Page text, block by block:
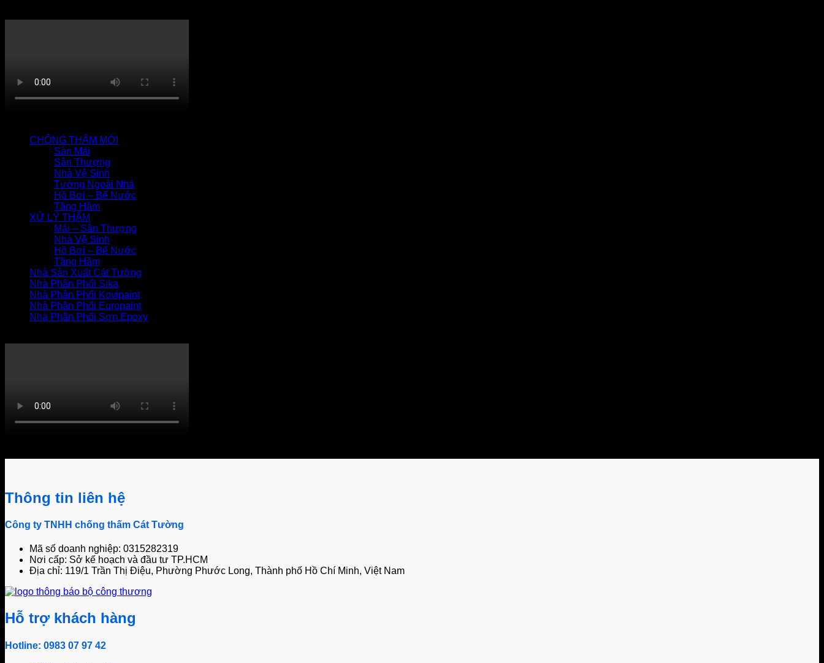
CHỐNG THẤM MỚI
Sàn Mái
Sân Thượng
Nhà Vệ Sinh
Tường Ngoài Nhà
Hồ Bơi – Bể Nước
Tầng Hầm
XỬ LÝ THẤM
Mái – Sân Thượng
Nhà Vệ Sinh
Hồ Bơi – Bể Nước
Tầng Hầm
Nhà Sản Xuất Cát Tường
Nhà Phân Phối Sika
Nhà Phân Phối Kovipaint
Nhà Phân Phối Europaint
Nhà Phân Phối Sơn Epoxy
Thông tin liên hệ
Công ty TNHH chống thấm Cát Tường
Mã số doanh nghiệp: 0315282319
Nơi cấp: Sở kế hoạch và đầu tư TP.HCM
Địa chỉ: 119/1 Trần Thị Điệu, Phường Phước Long, Thành phố Hồ Chí Minh, Việt Nam
Hỗ trợ khách hàng
Hotline: 0983 07 97 42